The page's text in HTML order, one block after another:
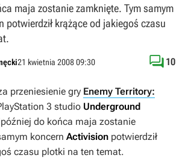
maja zostanie zamknięte. Tym samym
potwierdził krążące od jakiegoś czasu
21 kwietnia 2008 09:30  10
przeniesienie gry Enemy Territory:
3 studio Underground
do końca maja zostanie
koncern Activision potwierdził
czasu plotki na ten temat.